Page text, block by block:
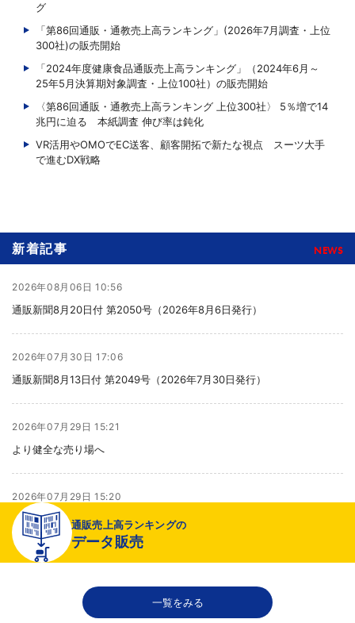
グ
「第86回通販・通教売上高ランキング」(2026年7月調査・上位
300社)の販売開始
「2024年度健康食品通販売上高ランキング」（2024年6月～
25年5月決算期対象調査・上位100社）の販売開始
〈第86回通販・通教売上高ランキング 上位300社〉 5％増で14
兆円に迫る 本紙調査 伸び率は鈍化
VR活用やOMOでEC送客、顧客開拓で新たな視点 スーツ大手
で進むDX戦略
新着記事 NEWS
2026年08月06日 10:56
通販新聞8月20日付 第2050号（2026年8月6日発行）
2026年07月30日 17:06
通販新聞8月13日付 第2049号（2026年7月30日発行）
2026年07月29日 15:21
より健全な売り場へ
2026年07月29日 15:20
千趣会が新インナーブランド開発、締め付け感のない着心地へ
2026年07月29日 15:14
LINEヤフーがコンソーシアムを発足、中小企業のLINE活用促進で
通販売上高ランキングの
データ販売
一覧をみる